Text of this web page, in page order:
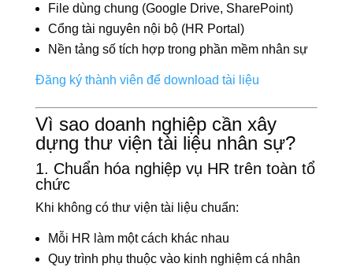
File dùng chung (Google Drive, SharePoint)
Cổng tài nguyên nội bộ (HR Portal)
Nền tảng số tích hợp trong phần mềm nhân sự
Đăng ký thành viên để download tài liệu
Vì sao doanh nghiệp cần xây
dựng thư viện tài liệu nhân sự?
1. Chuẩn hóa nghiệp vụ HR trên toàn tổ
chức
Khi không có thư viện tài liệu chuẩn:
Mỗi HR làm một cách khác nhau
Quy trình phụ thuộc vào kinh nghiệm cá nhân